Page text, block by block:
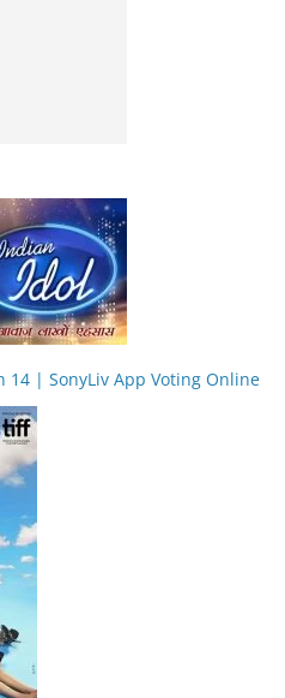
14 | SonyLiv App Voting Online